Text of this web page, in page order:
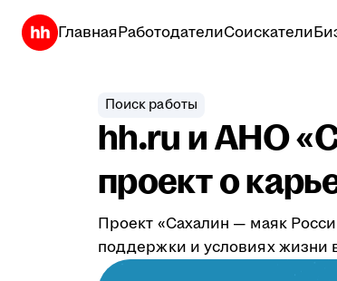
ГлавнаяРаботодателиСоискатели
Поиск работы
hh.ru и АНО
проект о
Проект «Сахалин — маяк
поддержки и условиях жизни